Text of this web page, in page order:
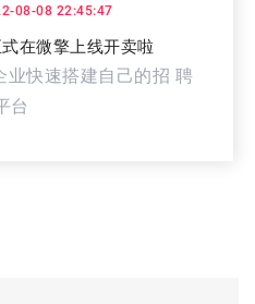
08-08 22:45:47
在微擎上线开卖啦
业快速搭建自己的招 聘
台